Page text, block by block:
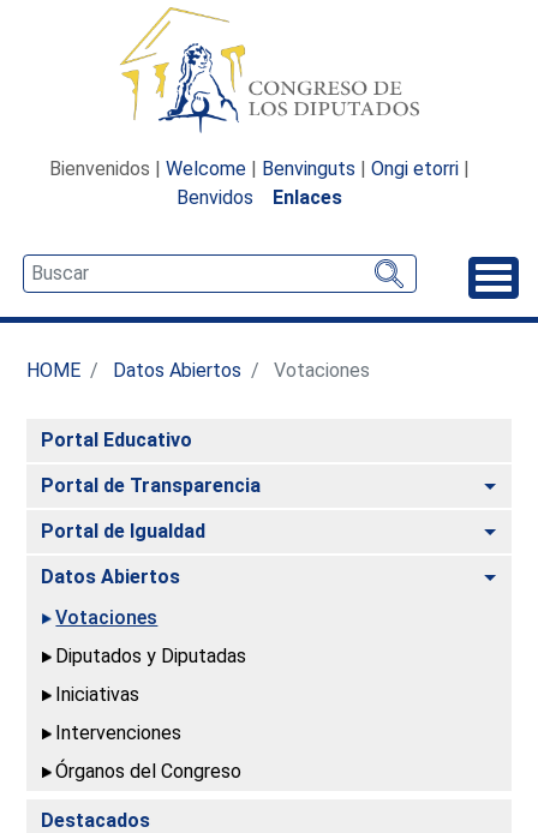
Bienvenidos | Welcome | Benvinguts | Ongi etorri |
Benvidos
Enlaces
HOME Datos Abiertos Votaciones
Portal Educativo
Portal de Transparencia
Portal de Igualdad
Datos Abiertos
Votaciones
Diputados y Diputadas
Iniciativas
Intervenciones
Órganos del Congreso
Destacados